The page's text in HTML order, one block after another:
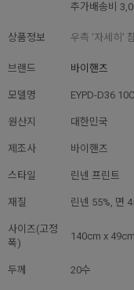
추가배송비
상품정보 우측 '자세히'
브랜드 바이핸즈
모델명 EYPD-D36
원산지 대한민국
제조사 바이핸즈
스타일 린넨 프린트
재질 린넨 55%, 면
사이즈(고정
폭)
140cm x
두께 20수